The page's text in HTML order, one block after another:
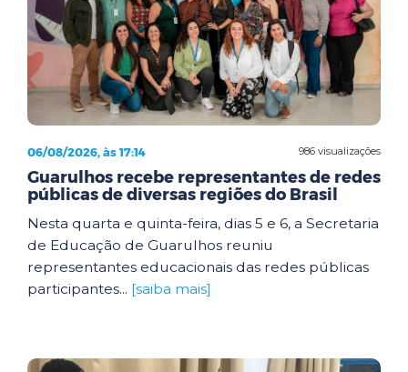
986 visualizações
06/08/2026, às 17:14
Guarulhos recebe representantes de redes
públicas de diversas regiões do Brasil
Nesta quarta e quinta-feira, dias 5 e 6, a Secretaria
de Educação de Guarulhos reuniu
representantes educacionais das redes públicas
participantes... [saiba mais]